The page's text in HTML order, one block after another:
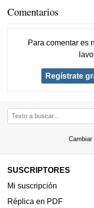
Comentarios
Para comentar es
Regístrate
Cambiar
SUSCRIPTORES
Mi suscripción
Réplica en PDF